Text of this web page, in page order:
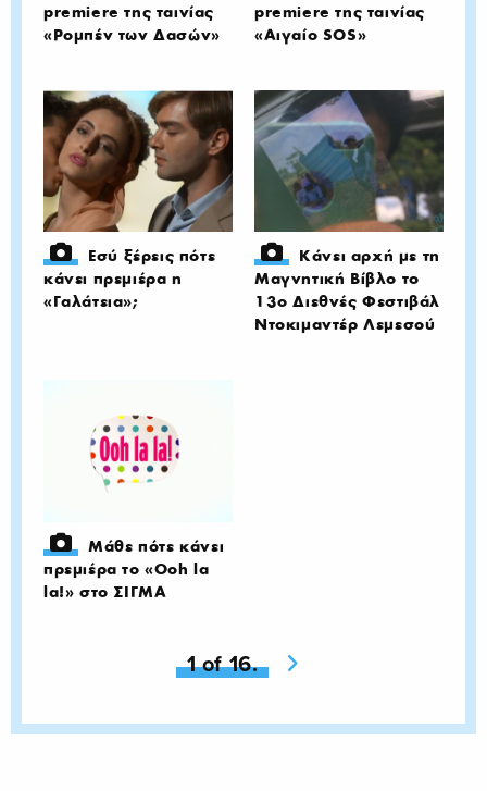
premiere της ταινίας
«Ρομπέν των Δασών»
premiere της ταινίας
«Αιγαίο SOS»
Εσύ ξέρεις πότε
κάνει πρεμιέρα η
«Γαλάτεια»;
Κάνει αρχή με τη
Μαγνητική Βίβλο το
13o Διεθνές Φεστιβάλ
Ντοκιμαντέρ Λεμεσού
Μάθε πότε κάνει
πρεμιέρα το «Ooh la
la!» στο ΣΙΓΜΑ
You're on page
1 of 16. Next page